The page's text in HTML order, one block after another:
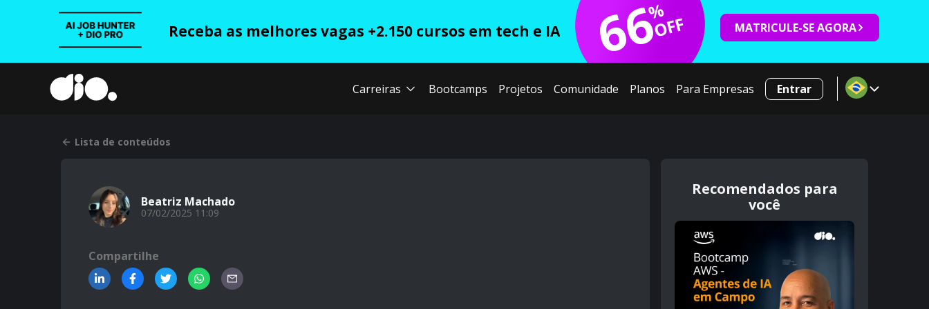
Receba as melhores vagas +2.150 cursos em tech e IA 66
%
OFF MATRICULE-SE AGORA
Carreiras Bootcamps Projetos Comunidade Planos Para Empresas Entrar
Lista de conteúdos
Beatriz Machado
07/02/2025 11:09
Compartilhe
Recomendados para
você